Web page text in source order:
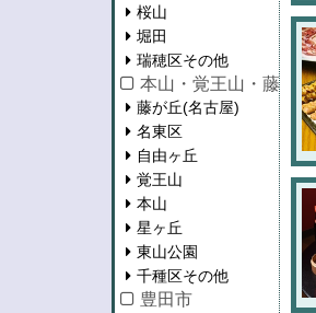
桜山
堀田
瑞穂区その他
本山・覚王山・藤が丘
藤が丘(名古屋)
名東区
自由ヶ丘
覚王山
本山
星ヶ丘
東山公園
千種区その他
豊田市